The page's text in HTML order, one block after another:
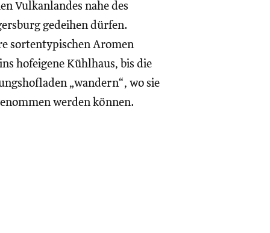
Vulkanlandes nahe des
gedeihen dürfen.
sortentypischen Aromen
hofeigene Kühlhaus, bis die
„wandern“, wo sie
werden können.